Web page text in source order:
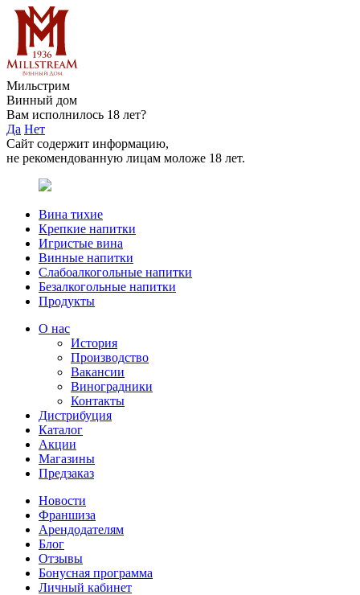
Мильстрим
Винный дом
Вам исполнилось 18 лет?
Да Нет
Сайт содержит информацию,
не рекомендованную лицам моложе 18 лет.
Вина тихие
Крепкие напитки
Игристые вина
Винные напитки
Слабоалкогольные напитки
Безалкогольные напитки
Продукты
О нас
История
Производство
Вакансии
Виноградники
Контакты
Дистрибуция
Каталог
Акции
Магазины
Предзаказ
Новости
Франшиза
Арендодателям
Блог
Отзывы
Бонусная программа
Личный кабинет